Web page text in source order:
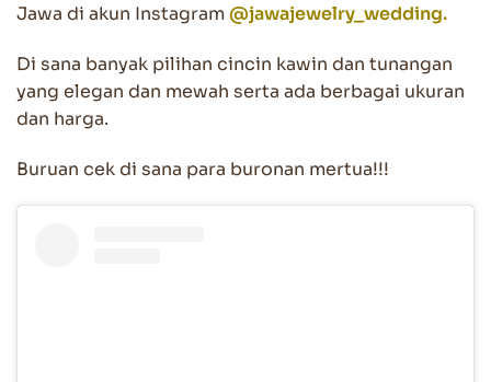
Jawa di akun Instagram @jawajewelry_wedding.
Di sana banyak pilihan cincin kawin dan tunangan
yang elegan dan mewah serta ada berbagai ukuran
dan harga.
Buruan cek di sana para buronan mertua!!!